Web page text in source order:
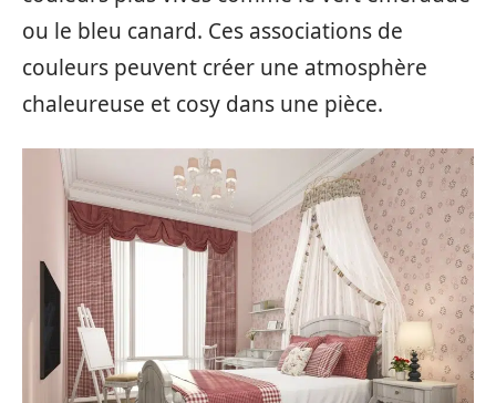
ou le bleu canard. Ces associations de
couleurs peuvent créer une atmosphère
chaleureuse et cosy dans une pièce.